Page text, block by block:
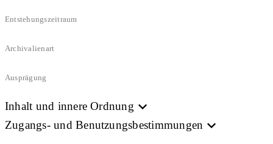
Entstehungszeitraum
Archivalienart
Ausprägung
Inhalt und innere Ordnung
Zugangs- und Benutzungsbestimmungen